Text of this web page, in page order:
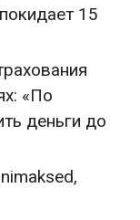
15
«По
деньги до